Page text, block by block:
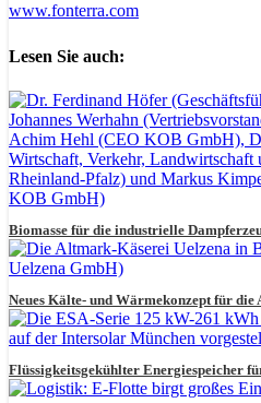
www.fonterra.com
Lesen Sie auch:
Biomasse für die industrielle
Neues Kälte- und Wärmekonzept für
Flüssigkeitsgekühlter Energiespeicher